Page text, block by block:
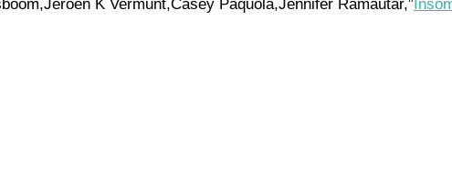
K Vermunt,Casey Paquola,Jennifer Ramautar,”